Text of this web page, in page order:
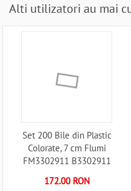
Alti utilizatori au mai
Set 200 Bile din Plastic
Colorate, 7 cm Flumi
FM3302911 B3302911
172.00 RON